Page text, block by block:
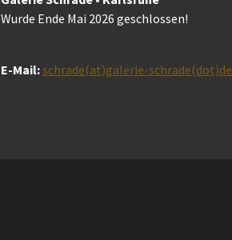
Wurde Ende Mai 2026 geschlossen!
E-Mail:schrade(at)galerie-schrade(dot)de